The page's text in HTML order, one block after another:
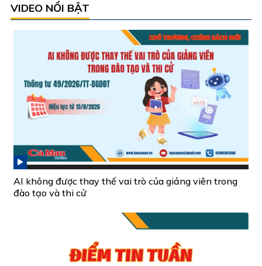
VIDEO NỔI BẬT
AI không được thay thế vai trò của giảng viên trong
đào tạo và thi cử